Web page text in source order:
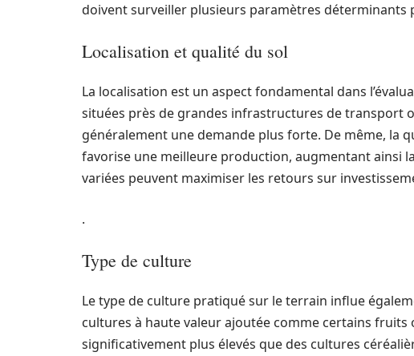
doivent surveiller plusieurs paramètres
Localisation et qualité du sol
La localisation est un aspect fondamental dans
situées près de grandes infrastructures de transport
généralement une demande plus forte. De même, la
favorise une meilleure production, augmentant ainsi
variées peuvent maximiser les retours sur
.
Type de culture
Le type de culture pratiqué sur le terrain influe
cultures à haute valeur ajoutée comme certains
significativement plus élevés que des cultures